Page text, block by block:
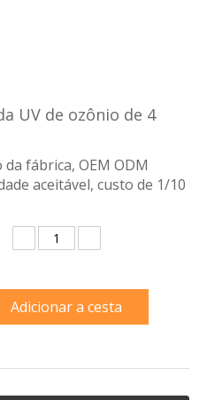
UV de ozônio de 4
fábrica, OEM ODM
aceitável, custo de 1/10
Adicionar a cesta